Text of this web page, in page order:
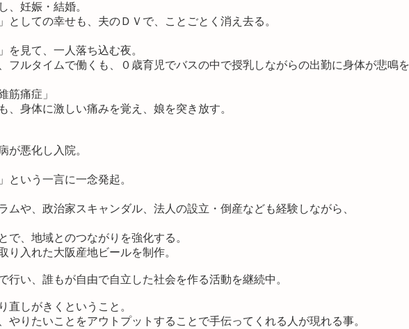
、妊娠・結婚。
しての幸せも、夫のＤＶで、ことごとく消え去る。
を見て、一人落ち込む夜。
フルタイムで働くも、０歳育児でバスの中で授乳しながらの出勤に身体が悲鳴を
筋痛症」
身体に激しい痛みを覚え、娘を突き放す。
が悪化し入院。
という一言に一念発起。
や、政治家スキャンダル、法人の設立・倒産なども経験しながら、
で、地域とのつながりを強化する。
入れた大阪産地ビールを制作。
行い、誰もが自由で自立した社会を作る活動を継続中。
直しがきくということ。
やりたいことをアウトプットすることで手伝ってくれる人が現れる事。